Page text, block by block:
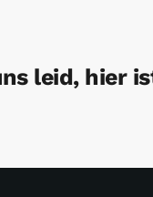
leid, hier